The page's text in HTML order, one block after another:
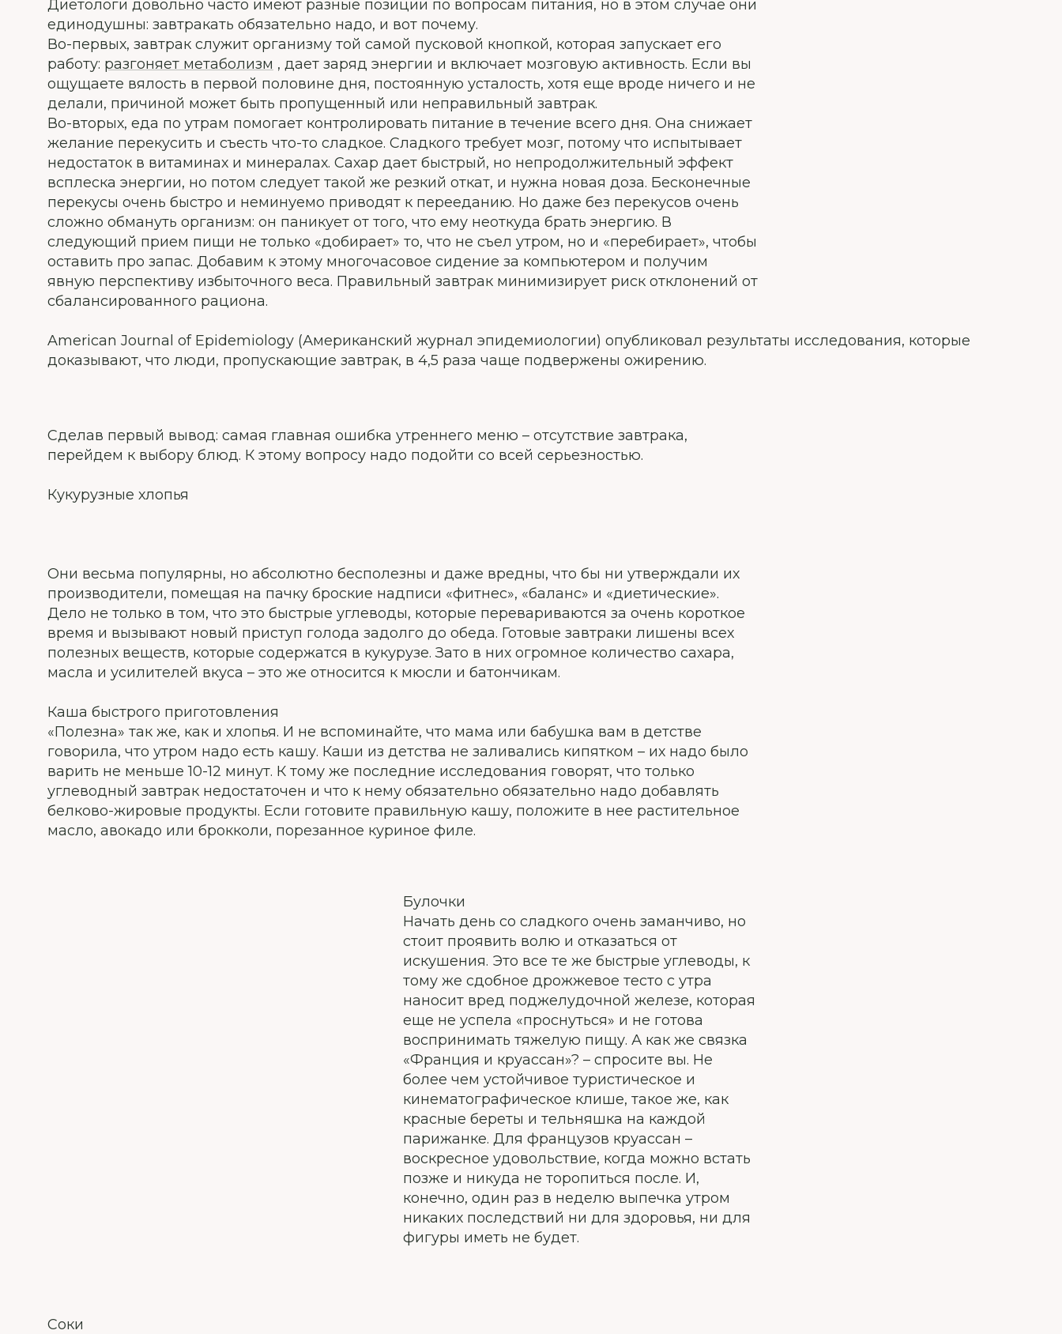
Диетологи довольно часто имеют разные позиции по вопросам питания, но в этом случае они
единодушны: завтракать обязательно надо, и вот почему.
Во-первых, завтрак служит организму той самой пусковой кнопкой, которая запускает его
работу: разгоняет метаболизм , дает заряд энергии и включает мозговую активность. Если вы
ощущаете вялость в первой половине дня, постоянную усталость, хотя еще вроде ничего и не
делали, причиной может быть пропущенный или неправильный завтрак.
Во-вторых, еда по утрам помогает контролировать питание в течение всего дня. Она снижает
желание перекусить и съесть что-то сладкое. Сладкого требует мозг, потому что испытывает
недостаток в витаминах и минералах. Сахар дает быстрый, но непродолжительный эффект
всплеска энергии, но потом следует такой же резкий откат, и нужна новая доза. Бесконечные
перекусы очень быстро и неминуемо приводят к перееданию. Но даже без перекусов очень
сложно обмануть организм: он паникует от того, что ему неоткуда брать энергию. В
следующий прием пищи не только «добирает» то, что не съел утром, но и «перебирает», чтобы
оставить про запас. Добавим к этому многочасовое сидение за компьютером и получим
явную перспективу избыточного веса. Правильный завтрак минимизирует риск отклонений от
сбалансированного рациона.
American Journal of Epidemiology (Американский журнал эпидемиологии) опубликовал результаты исследования, которые
доказывают, что люди, пропускающие завтрак, в 4,5 раза чаще подвержены ожирению.
Сделав первый вывод: самая главная ошибка утреннего меню – отсутствие завтрака,
перейдем к выбору блюд. К этому вопросу надо подойти со всей серьезностью.
Кукурузные хлопья
Они весьма популярны, но абсолютно бесполезны и даже вредны, что бы ни утверждали их
производители, помещая на пачку броские надписи «фитнес», «баланс» и «диетические».
Дело не только в том, что это быстрые углеводы, которые перевариваются за очень короткое
время и вызывают новый приступ голода задолго до обеда. Готовые завтраки лишены всех
полезных веществ, которые содержатся в кукурузе. Зато в них огромное количество сахара,
масла и усилителей вкуса – это же относится к мюсли и батончикам.
Каша быстрого приготовления
«Полезна» так же, как и хлопья. И не вспоминайте, что мама или бабушка вам в детстве
говорила, что утром надо есть кашу. Каши из детства не заливались кипятком – их надо было
варить не меньше 10-12 минут. К тому же последние исследования говорят, что только
углеводный завтрак недостаточен и что к нему обязательно обязательно надо добавлять
белково-жировые продукты. Если готовите правильную кашу, положите в нее растительное
масло, авокадо или брокколи, порезанное куриное филе.
Булочки
Начать день со сладкого очень заманчиво, но
стоит проявить волю и отказаться от
искушения. Это все те же быстрые углеводы, к
тому же сдобное дрожжевое тесто с утра
наносит вред поджелудочной железе, которая
еще не успела «проснуться» и не готова
воспринимать тяжелую пищу. А как же связка
«Франция и круассан»? – спросите вы. Не
более чем устойчивое туристическое и
кинематографическое клише, такое же, как
красные береты и тельняшка на каждой
парижанке. Для французов круассан –
воскресное удовольствие, когда можно встать
позже и никуда не торопиться после. И,
конечно, один раз в неделю выпечка утром
никаких последствий ни для здоровья, ни для
фигуры иметь не будет.
Соки